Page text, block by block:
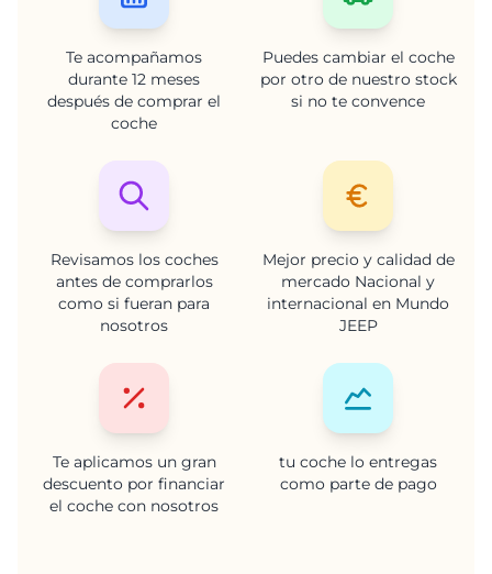
Te acompañamos
durante 12 meses
después de comprar el
coche
Puedes cambiar el coche
por otro de nuestro stock
si no te convence
Revisamos los coches
antes de comprarlos
como si fueran para
nosotros
Mejor precio y calidad de
mercado Nacional y
internacional en Mundo
JEEP
Te aplicamos un gran
descuento por financiar
el coche con nosotros
tu coche lo entregas
como parte de pago